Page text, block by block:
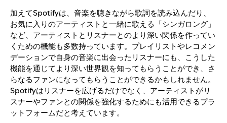
加えてSpotifyは、音楽を聴きながら歌詞を読み込んだり、
お気に入りのアーティストと一緒に歌える「シンガロング」
など、アーティストとリスナーとのより深い関係を作ってい
くための機能も多数持っています。プレイリストやレコメン
デーションで自身の音楽に出会ったリスナーにも、こうした
機能を通じてより深い世界観を知ってもらうことができ、さ
らなるファンになってもらうことができるかもしれません。
Spotifyはリスナーを広げるだけでなく、アーティストがリ
スナーやファンとの関係を強化するためにも活用できるプラ
ットフォームだと考えています。